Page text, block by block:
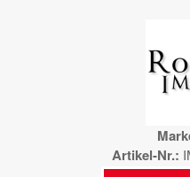
Artikel-Nr.